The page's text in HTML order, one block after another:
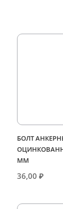
БОЛТ
ММ
36,00 ₽